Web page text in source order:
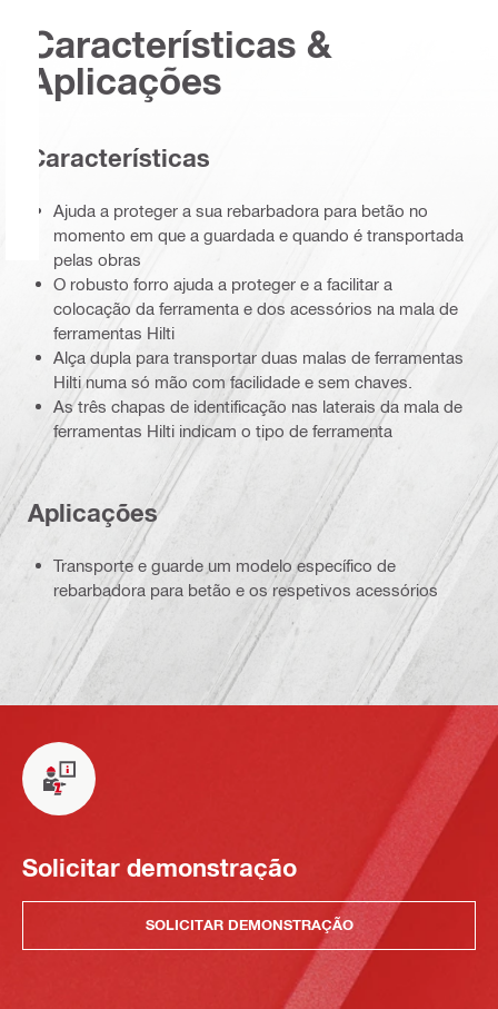
Características &
Aplicações
Características
Ajuda a proteger a sua rebarbadora para betão no
momento em que a guardada e quando é transportada
pelas obras
O robusto forro ajuda a proteger e a facilitar a
colocação da ferramenta e dos acessórios na mala de
ferramentas Hilti
Alça dupla para transportar duas malas de ferramentas
Hilti numa só mão com facilidade e sem chaves.
As três chapas de identificação nas laterais da mala de
ferramentas Hilti indicam o tipo de ferramenta
Aplicações
Transporte e guarde um modelo específico de
rebarbadora para betão e os respetivos acessórios
Solicitar demonstração
SOLICITAR DEMONSTRAÇÃO